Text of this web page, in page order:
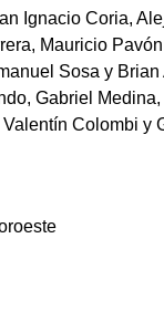
Ignacio Coria,
Mauricio
Sosa y
Gabriel
Colombi y